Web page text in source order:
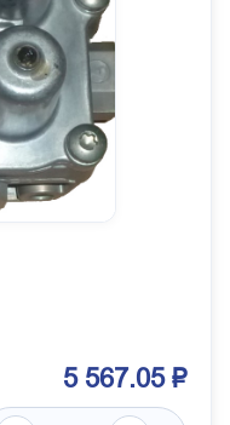
5 567.05 ₽